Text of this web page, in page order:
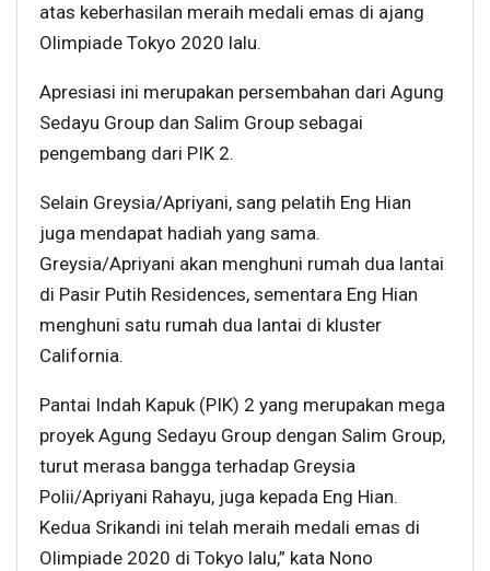
atas keberhasilan meraih medali emas di ajang
Olimpiade Tokyo 2020 lalu.
Apresiasi ini merupakan persembahan dari Agung
Sedayu Group dan Salim Group sebagai
pengembang dari PIK 2.
Selain Greysia/Apriyani, sang pelatih Eng Hian
juga mendapat hadiah yang sama.
Greysia/Apriyani akan menghuni rumah dua lantai
di Pasir Putih Residences, sementara Eng Hian
menghuni satu rumah dua lantai di kluster
California.
Pantai Indah Kapuk (PIK) 2 yang merupakan mega
proyek Agung Sedayu Group dengan Salim Group,
turut merasa bangga terhadap Greysia
Polii/Apriyani Rahayu, juga kepada Eng Hian.
Kedua Srikandi ini telah meraih medali emas di
Olimpiade 2020 di Tokyo lalu,” kata Nono